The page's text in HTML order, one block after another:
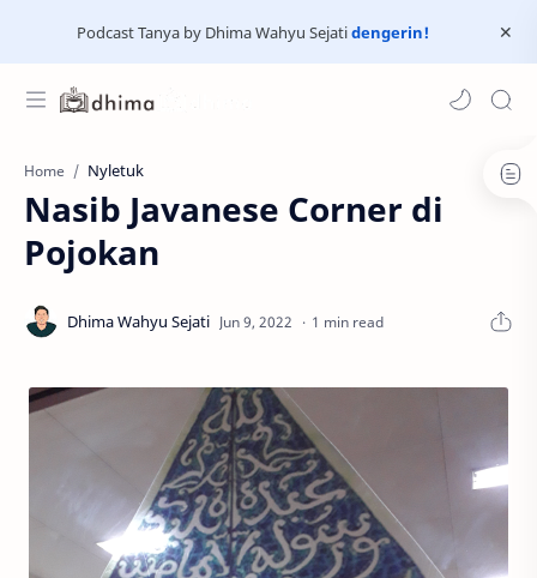
Podcast Tanya by Dhima Wahyu Sejatidengerin!
Home Nyletuk
Nasib Javanese Corner di
Pojokan
1 min read